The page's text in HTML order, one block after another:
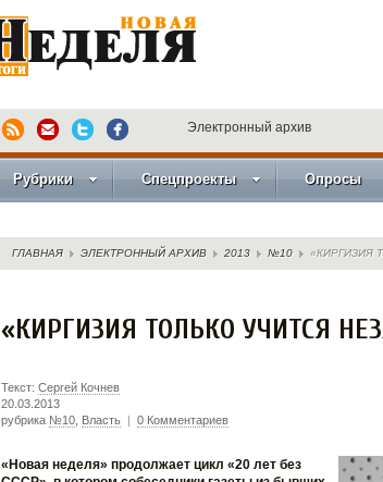
Электронный архив
Рубрики Спецпроекты Опросы
ГЛАВНАЯ ЭЛЕКТРОННЫЙ АРХИВ 2013 №10 «КИРГИЗИЯ
«КИРГИЗИЯ ТОЛЬКО УЧИТСЯ
Текст: Сергей Кочнев
20.03.2013
рубрика №10, Власть | 0 Комментариев
«Новая неделя» продолжает цикл «20 лет без